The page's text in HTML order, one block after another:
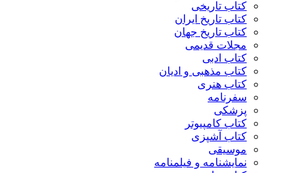
کتاب تاریخی
کتاب تاریخ ایران
کتاب تاریخ جهان
مجلات قدیمی
کتاب ادبی
کتاب مذهبی و ادیان
کتاب هنری
سفرنامه
پزشکی
کتاب کامپیوتر
کتاب آشپزی
موسیقی
نمایشنامه و فیلمنامه